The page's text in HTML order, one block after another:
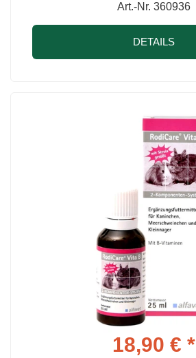
Art.-Nr. 360936
DETAILS
18,90 € *